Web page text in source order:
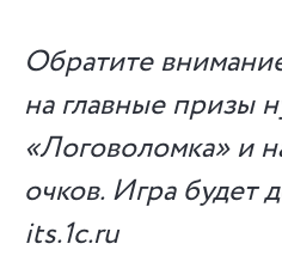
Обратите
на главные призы
«Логоволомка» и
очков. Игра будет
its.1c.ru